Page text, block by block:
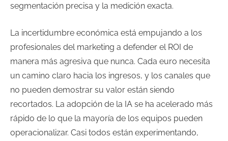
segmentación precisa y la medición exacta.
La incertidumbre económica está empujando a los
profesionales del marketing a defender el ROI de
manera más agresiva que nunca. Cada euro necesita
un camino claro hacia los ingresos, y los canales que
no pueden demostrar su valor están siendo
recortados. La adopción de la IA se ha acelerado más
rápido de lo que la mayoría de los equipos pueden
operacionalizar. Casi todos están experimentando,